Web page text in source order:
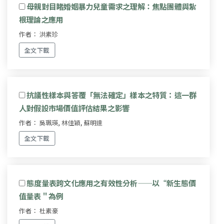
母親對目睹婚姻暴力兒童需求之理解：焦點團體與紮
根理論之應用
作者： 洪素珍
全文下載
抗議性樣本與答覆「無法確定」樣本之特質：這一群
人對假設市場價值評估結果之影響
作者： 吳珮瑛, 林佳穎, 蘇明達
全文下載
態度量表跨文化應用之有效性分析——以“新生態價
值量表＂為例
作者： 杜素豪